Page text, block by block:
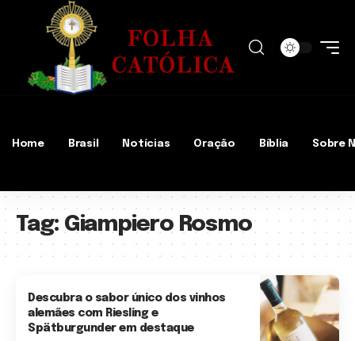
Home Brasil Notícias Oração Bíblia Sobre
Tag: Giampiero Rosmo
Descubra o sabor único dos vinhos
alemães com Riesling e
Spätburgunder em destaque